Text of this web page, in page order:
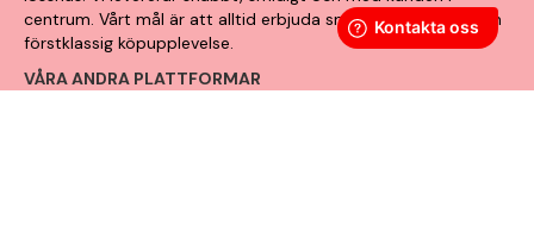
centrum. Vårt mål är att alltid erbjuda snabb leverans och en
förstklassig köpupplevelse.
VÅRA ANDRA PLATTFORMAR